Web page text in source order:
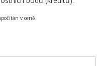
v ceně